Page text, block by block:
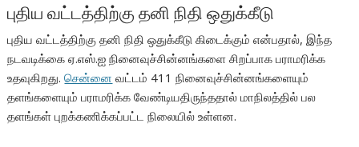
புதிய வட்டத்திற்கு தனி நிதி ஒதுக்கீடு
புதிய வட்டத்திற்கு தனி நிதி ஒதுக்கீடு கிடைக்கும் என்பதால், இந்த
நடவடிக்கை ஏ.எஸ்.ஐ நினைவுச்சின்னங்களை சிறப்பாக பராமரிக்க
உதவுகிறது.சென்னை வட்டம் 411 நினைவுச்சின்னங்களையும்
தளங்களையும் பராமரிக்க வேண்டியதிருந்ததால் மாநிலத்தில் பல
தளங்கள் புறக்கணிக்கப்பட்ட நிலையில் உள்ளன.